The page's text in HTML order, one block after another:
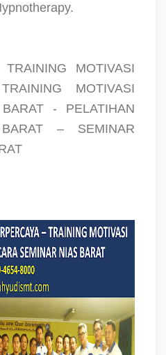
MOTIVASI
MOTIVASI
- PELATIHAN
– SEMINAR